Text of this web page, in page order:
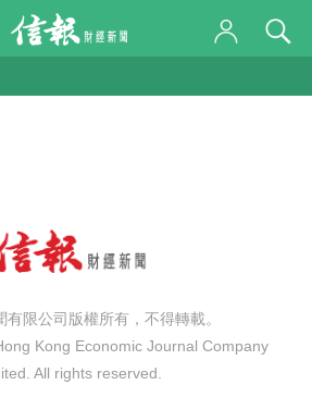
有限公司版權所有，不得轉載。
Kong Economic Journal Company
All rights reserved.